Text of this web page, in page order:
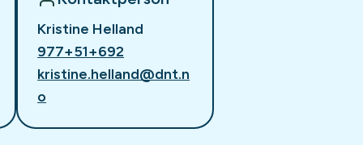
Kristine Helland
977+51+692
kristine.helland@dnt.n
o